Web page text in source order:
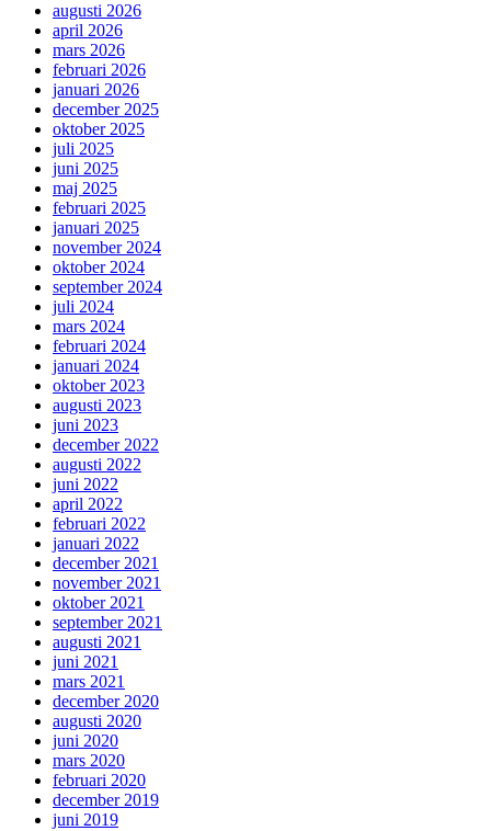
augusti 2026
april 2026
mars 2026
februari 2026
januari 2026
december 2025
oktober 2025
juli 2025
juni 2025
maj 2025
februari 2025
januari 2025
november 2024
oktober 2024
september 2024
juli 2024
mars 2024
februari 2024
januari 2024
oktober 2023
augusti 2023
juni 2023
december 2022
augusti 2022
juni 2022
april 2022
februari 2022
januari 2022
december 2021
november 2021
oktober 2021
september 2021
augusti 2021
juni 2021
mars 2021
december 2020
augusti 2020
juni 2020
mars 2020
februari 2020
december 2019
juni 2019